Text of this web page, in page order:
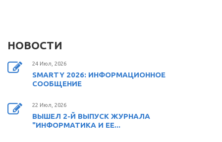
НОВОСТИ
24 Июл, 2026
SMARTY 2026: ИНФОРМАЦИОННОЕ
СООБЩЕНИЕ
22 Июл, 2026
ВЫШЕЛ 2-Й ВЫПУСК ЖУРНАЛА
"ИНФОРМАТИКА И ЕЕ...